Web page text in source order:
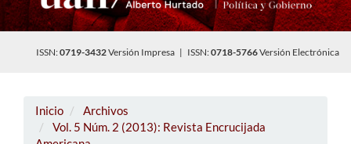
ISSN:0719-3432Versión Impresa | ISSN:0718-5766Versión Electrónica
Inicio
Archivos
Vol. 5 Núm. 2 (2013): Revista Encrucijada